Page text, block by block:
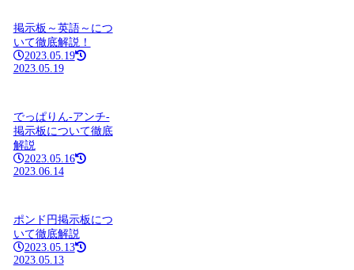
掲示板～英語～につ
いて徹底解説！
2023.05.19
2023.05.19
でっぱりん-アンチ-
掲示板について徹底
解説
2023.05.16
2023.06.14
ポンド円掲示板につ
いて徹底解説
2023.05.13
2023.05.13